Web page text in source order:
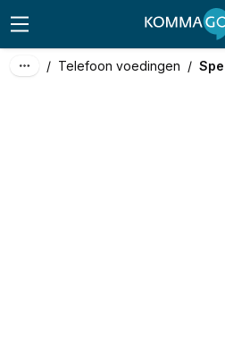
/ Telefoon voedingen /
excl. btw